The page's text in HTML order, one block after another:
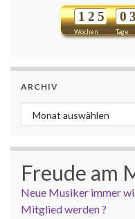
Wochen
1 2 5
Tage
0 3
ARCHIV
Archiv
Freude am
Neue Musiker immer
Mitglied werden ?